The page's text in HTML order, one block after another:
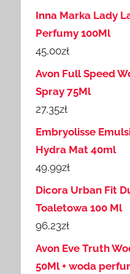
Inna Marka Lady
Perfumy 100Ml
45,00zł
Avon Full Speed
Spray 75Ml
27,35zł
Embryolisse
Hydra Mat 40ml
49,99zł
Dicora Urban Fit
Toaletowa 100 Ml
96,23zł
Avon Eve Truth
50Ml + woda